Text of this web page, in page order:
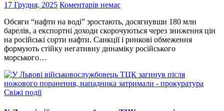
17 Грудня, 2025 Коментарів немає
Обсяги “нафти на воді” зростають, досягнувши 180 млн
барелів, а експортні доходи скорочуються через зниження цін
на російські сорти нафти. Cанкції і ринкові обмеження
формують стійку негативну динаміку російського
морського…
Свіжі події